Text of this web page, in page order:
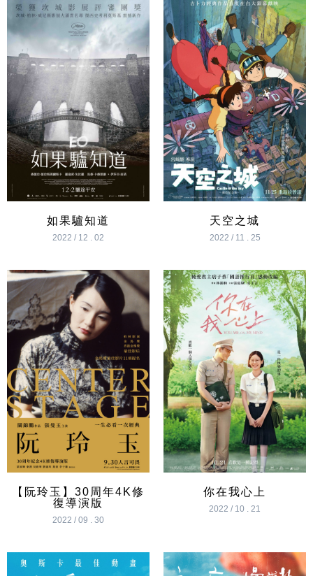
如果驢知道
2022 / 12 . 02
天空之城
2022 / 11 . 25
【阮玲玉】30周年4K修
復導演版
2022 / 09 . 30
你在我心上
2022 / 10 . 21